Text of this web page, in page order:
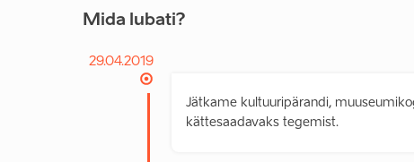
Mida lubati?
29.04.2019
Jätkame kultuuripärandi,
kättesaadavaks tegemist.